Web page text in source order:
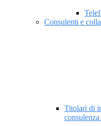
Consulenti e
Titolari di
consulenza